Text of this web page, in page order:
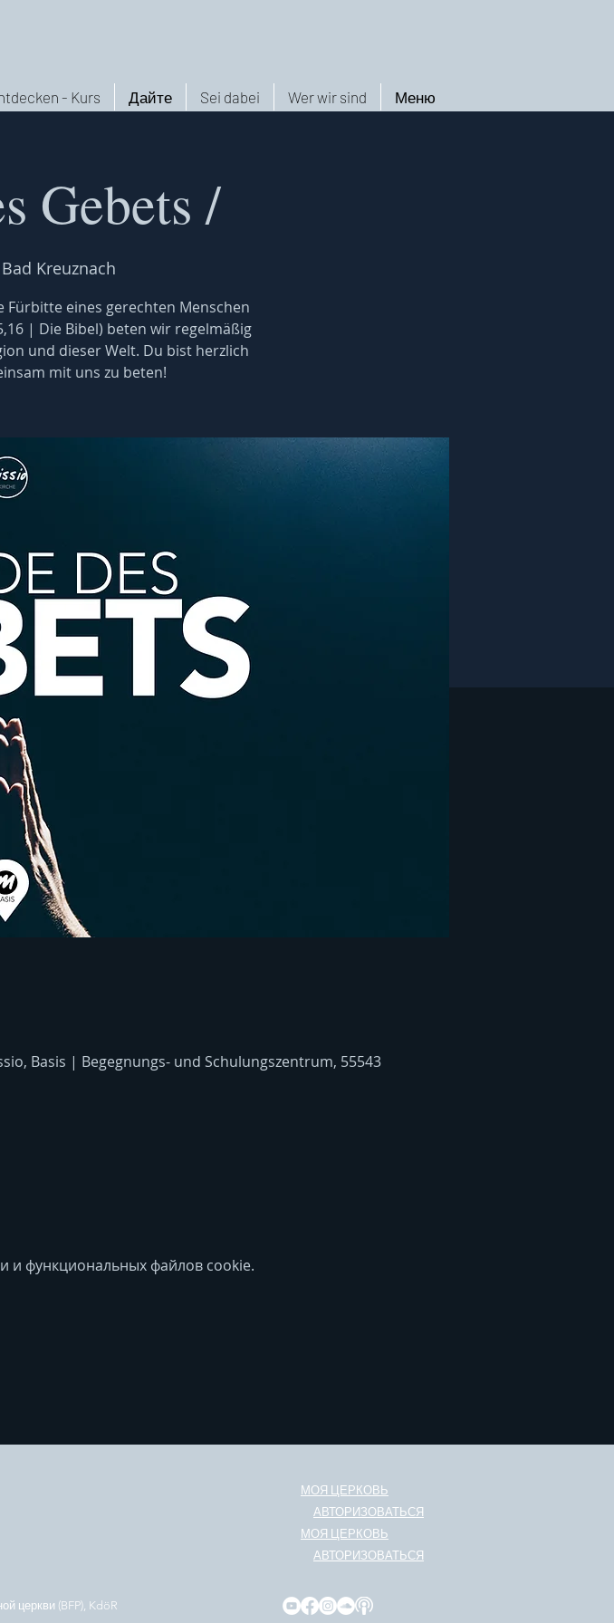
Меню
Wer wir sind
Sei dabei
Дайте
- Kurs
Gebets /
Bad Kreuznach
Fürbitte eines gerechten Menschen
| Die Bibel) beten wir regelmäßig
und dieser Welt. Du bist herzlich
mit uns zu beten!
Basis | Begegnungs- und Schulungszentrum, 55543
и функциональных файлов cookie.
МОЯ ЦЕРКОВЬ
АВТОРИЗОВАТЬСЯ
МОЯ ЦЕРКОВЬ
АВТОРИЗОВАТЬСЯ
церкви (BFP), KdöR